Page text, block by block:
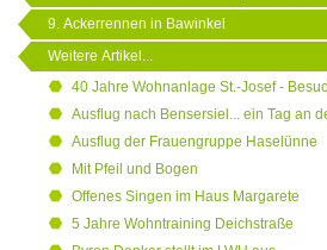
9. Ackerrennen in Bawinkel
Weitere Artikel...
40 Jahre Wohnanlage St.-Josef -
Ausflug nach Bensersiel... ein Tag an
Ausflug der Frauengruppe Haselünne
Mit Pfeil und Bogen
Offenes Singen im Haus Margarete
5 Jahre Wohntraining Deichstraße